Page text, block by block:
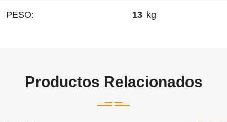
PESO: 13 kg
Productos Relacionados